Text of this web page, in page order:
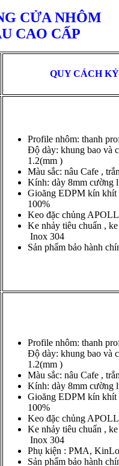
CỬA NHÔM
CAO CẤP
QUY CÁCH
Profile nhôm: thanh
Độ dày: khung bao và
1.2(mm )
Màu sắc: nâu Cafe ,
Kính: dày 8mm cường
Gioăng EDPM kín khít
100%
Keo đặc chủng
Ke nhảy tiêu chuẩn ,
Inox 304
Sản phẩm bảo hành
Profile nhôm: thanh
Độ dày: khung bao và
1.2(mm )
Màu sắc: nâu Cafe ,
Kính: dày 8mm cường
Gioăng EDPM kín khít
100%
Keo đặc chủng
Ke nhảy tiêu chuẩn ,
Inox 304
Phụ kiện : PMA,
Sản phẩm bảo hành